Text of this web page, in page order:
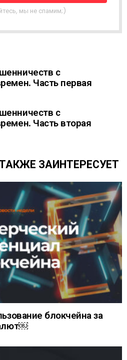
мы не спамим;)
с
Часть первая
с
Часть вторая
ЗАИНТЕРЕСУЕТ
блокчейна за